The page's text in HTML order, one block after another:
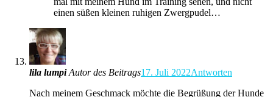
einen süßen kleinen ruhigen Zwergpudel…
lila lumpi Autor des Beitrags17. Juli 2022Antworten
Nach meinem Geschmack möchte die Begrüßung der Hunde